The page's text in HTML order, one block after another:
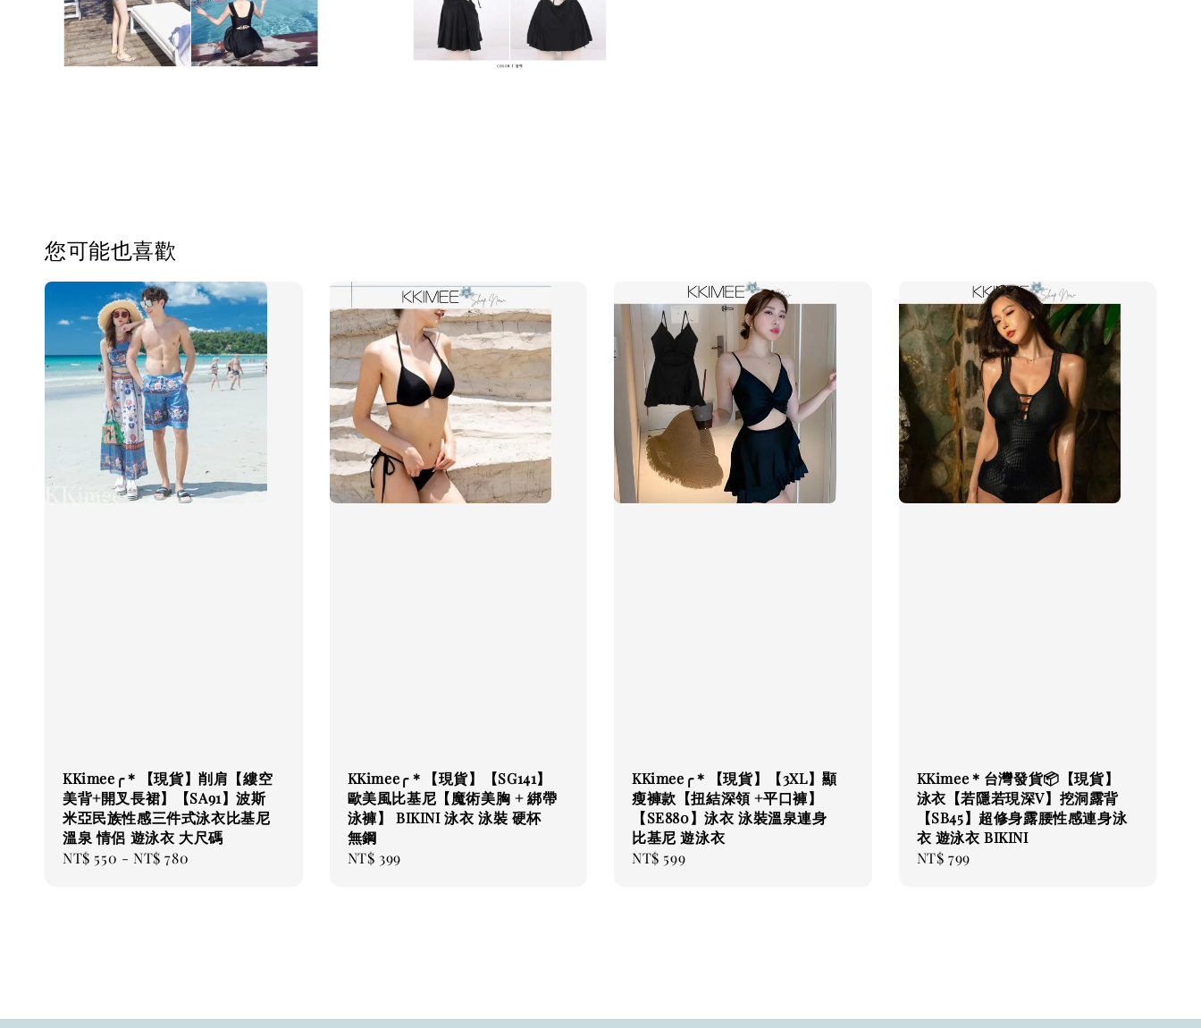
您可能也喜歡
KKimee╭＊【現貨】削肩【縷空
美背+開叉長裙】【SA91】波斯
米亞民族性感三件式泳衣比基尼
溫泉 情侶 遊泳衣 大尺碼
Regular
NT$ 550 -NT$ 780
KKimee╭＊【現貨】【SG141】
歐美風比基尼【魔術美胸 + 綁帶
泳褲】 BIKINI 泳衣 泳裝 硬杯
無鋼
Regular
NT$ 399
KKimee╭＊【現貨】【3XL】顯
瘦褲款【扭結深領 +平口褲】
【SE880】泳衣 泳裝溫泉連身
比基尼 遊泳衣
Regular
NT$ 599
KKimee＊台灣發貨📦【現貨】
泳衣【若隱若現深V】挖洞露背
【SB45】超修身露腰性感連身泳
衣 遊泳衣 BIKINI
Regular
NT$ 799